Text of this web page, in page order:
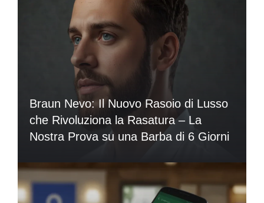
Braun Nevo: Il Nuovo Rasoio di Lusso
che Rivoluziona la Rasatura – La
Nostra Prova su una Barba di 6 Giorni